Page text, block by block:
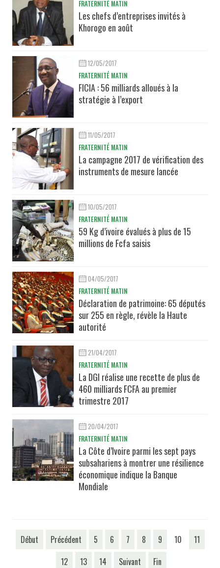
FRATERNITÉ MATIN
Les chefs d’entreprises invités à
Khorogo en août
12/05/2017
FRATERNITÉ MATIN
FICIA : 56 milliards alloués à la
stratégie à l’export
11/05/2017
FRATERNITÉ MATIN
La campagne 2017 de vérification des
instruments de mesure lancée
10/05/2017
FRATERNITÉ MATIN
59 Kg d’ivoire évalués à plus de 15
millions de Fcfa saisis
04/05/2017
FRATERNITÉ MATIN
Déclaration de patrimoine: 65 députés
sur 255 en règle, révèle la Haute
autorité
21/04/2017
FRATERNITÉ MATIN
La DGI réalise une recette de plus de
460 milliards FCFA au premier
trimestre 2017
20/04/2017
FRATERNITÉ MATIN
La Côte d’Ivoire parmi les sept pays
subsahariens à montrer une résilience
économique indique la Banque
Mondiale
Début Précédent 5 6 7 8 9 10
11
12
13 14 Suivant Fin